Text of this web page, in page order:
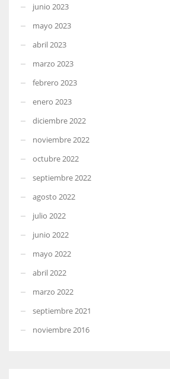
junio 2023
mayo 2023
abril 2023
marzo 2023
febrero 2023
enero 2023
diciembre 2022
noviembre 2022
octubre 2022
septiembre 2022
agosto 2022
julio 2022
junio 2022
mayo 2022
abril 2022
marzo 2022
septiembre 2021
noviembre 2016